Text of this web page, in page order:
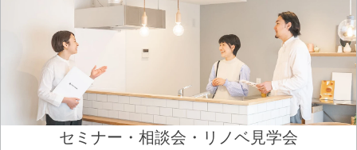
セミナー・相談会・リノベ見学会